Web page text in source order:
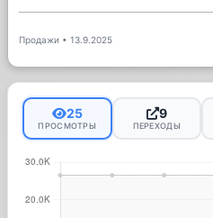
Продажи • 13.9.2025
25
ПРОСМОТРЫ
9
ПЕРЕХОДЫ